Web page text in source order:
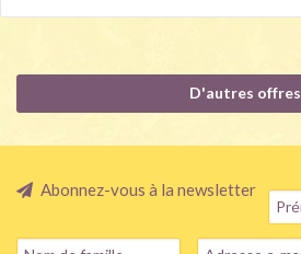
D'autres offres
Abonnez-vous à la newsletter